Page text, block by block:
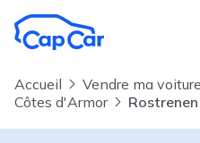
Accueil Vendre ma voiture
Côtes d'Armor
Rostrenen